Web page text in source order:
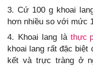
3. Cứ 100 g khoai
hơn nhiều so với mức
4. Khoai lang là thực
khoai lang rất đặc biệt
kết và trực tràng ở